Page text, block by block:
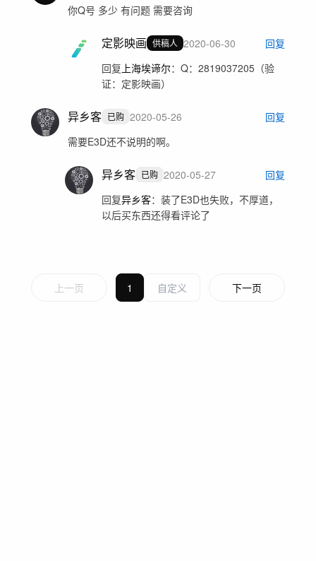
你Q号 多少 有问题 需要咨询
定影映画 供稿人 2020-06-30
回复
回复 上海埃谛尔： Q：2819037205（验
证：定影映画）
异乡客 已购 2020-05-26
回复
需要E3D还不说明的啊。
异乡客 已购 2020-05-27
回复
回复异乡客： 装了E3D也失败，不厚道，
以后买东西还得看评论了
上一页 1 下一页